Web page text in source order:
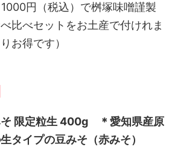
円（税込）で桝塚味噌謹製
比べセットをお土産で付けれま
お得です）
限定粒生 400g ＊愛知県産原
タイプの豆みそ（赤みそ）